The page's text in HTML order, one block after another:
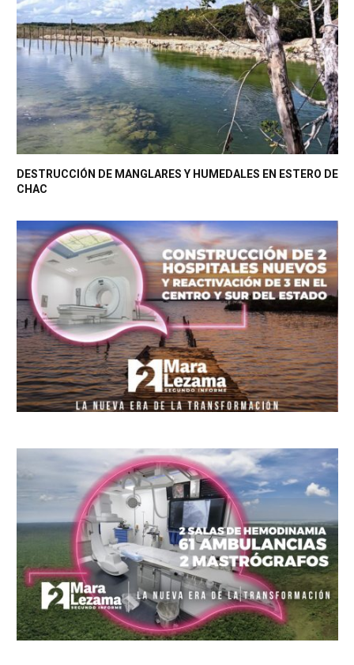
DESTRUCCIÓN DE MANGLARES Y HUMEDALES EN ESTERO DE
CHAC